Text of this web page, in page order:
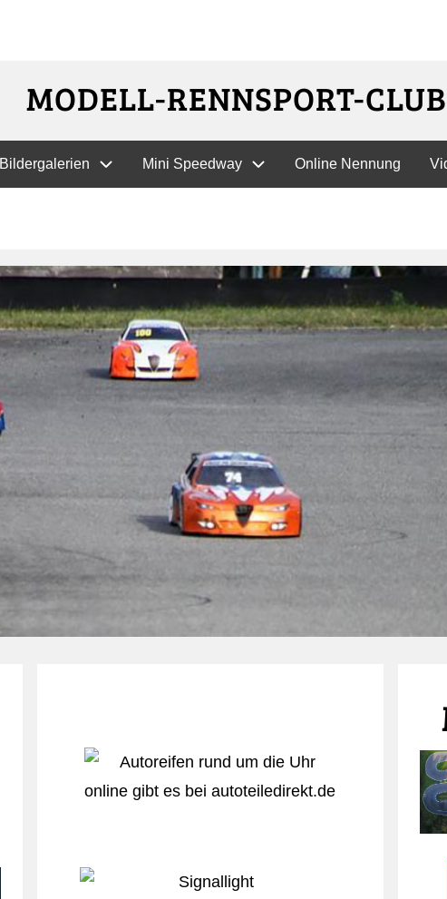
zum
MODELL-RENNSPORT-
Bildergalerien Mini Speedway Online Nennung